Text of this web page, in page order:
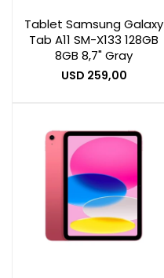
Tablet Samsung Galaxy
Tab A11 SM-X133 128GB
8GB 8,7" Gray
USD 259,00